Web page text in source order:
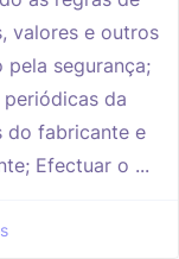
valores e outros
segurança;
da
do fabricante e
Efectuar o ...